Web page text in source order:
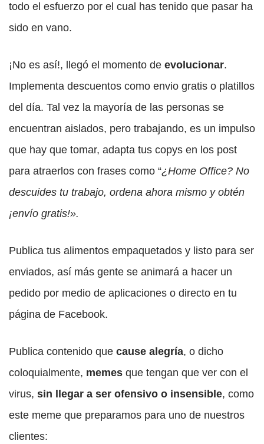
todo el esfuerzo por el cual has tenido que pasar ha
sido en vano.
¡No es así!, llegó el momento de evolucionar.
Implementa descuentos como envio gratis o platillos
del día. Tal vez la mayoría de las personas se
encuentran aislados, pero trabajando, es un impulso
que hay que tomar, adapta tus copys en los post
para atraerlos con frases como “¿Home Office? No
descuides tu trabajo, ordena ahora mismo y obtén
¡envío gratis!».
Publica tus alimentos empaquetados y listo para ser
enviados, así más gente se animará a hacer un
pedido por medio de aplicaciones o directo en tu
página de Facebook.
Publica contenido que cause alegría, o dicho
coloquialmente, memes que tengan que ver con el
virus, sin llegar a ser ofensivo o insensible, como
este meme que preparamos para uno de nuestros
clientes: